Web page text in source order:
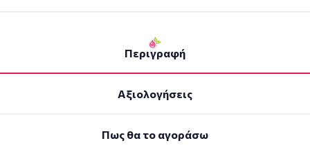
Περιγραφή
Αξιολογήσεις
Πως θα το αγοράσω